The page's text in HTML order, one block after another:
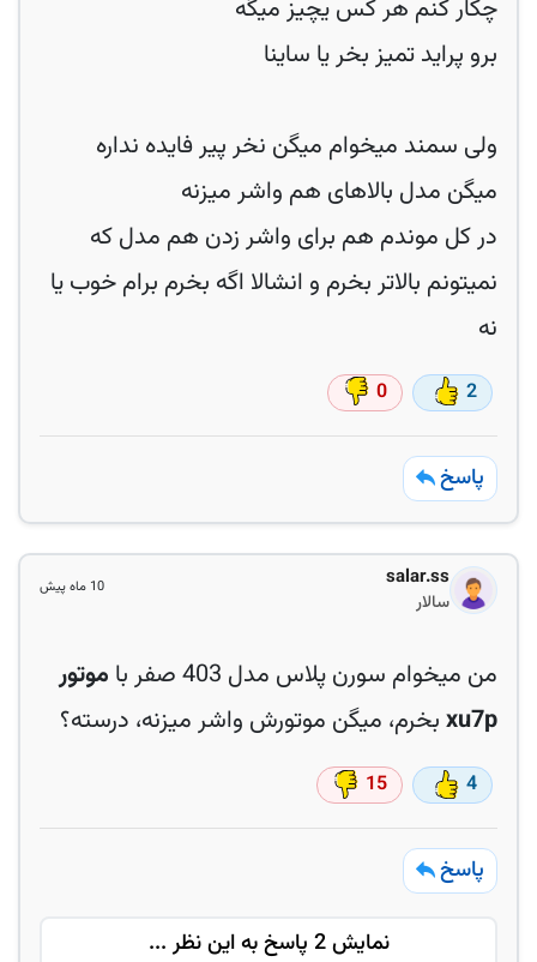
در کل موندم هم برای واشر زدن هم مدل که
نمیتونم بالاتر بخرم و انشالا اگه بخرم برام خوب یا
نه
2
0
پاسخ
salar.ss
سالار
10 ماه پیش
من میخوام سورن پلاس مدل 403 صفر با
موتور
xu7pبخرم، میگن موتورش واشر میزنه، درسته؟
4
15
پاسخ
نمایش 2 پاسخ به این نظر ...